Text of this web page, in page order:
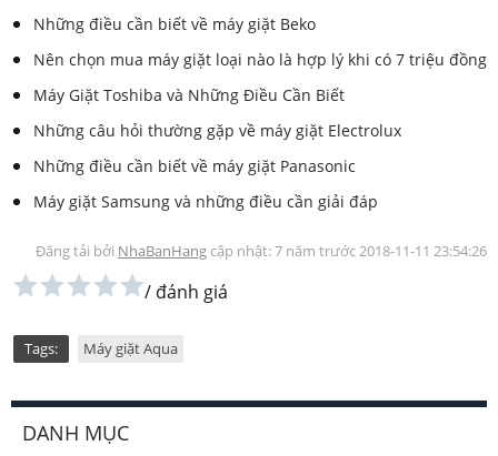
Những điều cần biết về máy giặt Beko
Nên chọn mua máy giặt loại nào là hợp lý khi có 7 triệu đồng
Máy Giặt Toshiba và Những Điều Cần Biết
Những câu hỏi thường gặp về máy giặt Electrolux
Những điều cần biết về máy giặt Panasonic
Máy giặt Samsung và những điều cần giải đáp
Đăng tải bởi NhaBanHang cập nhật: 7 năm trước2018-11-11 23:54:26
/ đánh giá
Tags: Máy giặt Aqua
DANH MỤC